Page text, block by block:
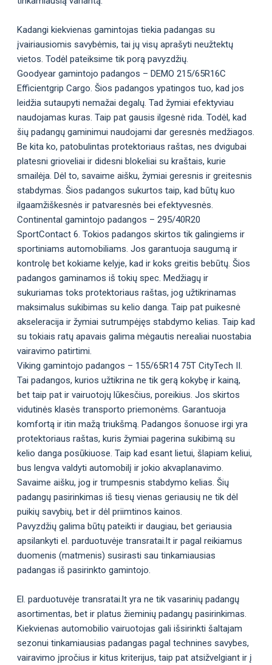
Kadangi kiekvienas gamintojas tiekia padangas su
įvairiausiomis savybėmis, tai jų visų aprašyti neužtektų
vietos. Todėl pateiksime tik porą pavyzdžių.
Goodyear gamintojo padangos – DEMO 215/65R16C
Efficientgrip Cargo. Šios padangos ypatingos tuo, kad jos
leidžia sutaupyti nemažai degalų. Tad žymiai efektyviau
naudojamas kuras. Taip pat gausis ilgesnė rida. Todėl, kad
šių padangų gaminimui naudojami dar geresnės medžiagos.
Be kita ko, patobulintas protektoriaus raštas, nes dvigubai
platesni grioveliai ir didesni blokeliai su kraštais, kurie
smailėja. Dėl to, savaime aišku, žymiai geresnis ir greitesnis
stabdymas. Šios padangos sukurtos taip, kad būtų kuo
ilgaamžiškesnės ir patvaresnės bei efektyvesnės.
Continental gamintojo padangos – 295/40R20
SportContact 6. Tokios padangos skirtos tik galingiems ir
sportiniams automobiliams. Jos garantuoja saugumą ir
kontrolę bet kokiame kelyje, kad ir koks greitis bebūtų. Šios
padangos gaminamos iš tokių spec. Medžiagų ir
sukuriamas toks protektoriaus raštas, jog užtikrinamas
maksimalus sukibimas su kelio danga. Taip pat puikesnė
akseleracija ir žymiai sutrumpėjęs stabdymo kelias. Taip kad
su tokiais ratų apavais galima mėgautis nerealiai nuostabia
vairavimo patirtimi.
Viking gamintojo padangos – 155/65R14 75T CityTech II.
Tai padangos, kurios užtikrina ne tik gerą kokybę ir kainą,
bet taip pat ir vairuotojų lūkesčius, poreikius. Jos skirtos
vidutinės klasės transporto priemonėms. Garantuoja
komfortą ir itin mažą triukšmą. Padangos šonuose irgi yra
protektoriaus raštas, kuris žymiai pagerina sukibimą su
kelio danga posūkiuose. Taip kad esant lietui, šlapiam keliui,
bus lengva valdyti automobilį ir jokio akvaplanavimo.
Savaime aišku, jog ir trumpesnis stabdymo kelias. Šių
padangų pasirinkimas iš tiesų vienas geriausių ne tik dėl
puikių savybių, bet ir dėl priimtinos kainos.
Pavyzdžių galima būtų pateikti ir daugiau, bet geriausia
apsilankyti el. parduotuvėje transratai.lt ir pagal reikiamus
duomenis (matmenis) susirasti sau tinkamiausias
padangas iš pasirinkto gamintojo.
El. parduotuvėje transratai.lt yra ne tik vasarinių padangų
asortimentas, bet ir platus žieminių padangų pasirinkimas.
Kiekvienas automobilio vairuotojas gali išsirinkti šaltajam
sezonui tinkamiausias padangas pagal technines savybes,
vairavimo įpročius ir kitus kriterijus, taip pat atsižvelgiant ir į